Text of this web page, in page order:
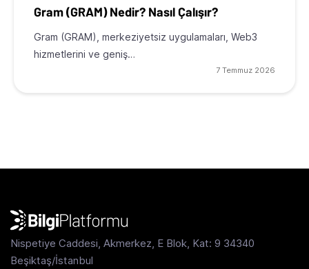
Gram (GRAM) Nedir? Nasıl Çalışır?
Gram (GRAM), merkeziyetsiz uygulamaları, Web3
hizmetlerini ve geniş…
7 Temmuz 2026
Nispetiye Caddesi, Akmerkez, E Blok, Kat: 9 34340
Beşiktaş/İstanbul